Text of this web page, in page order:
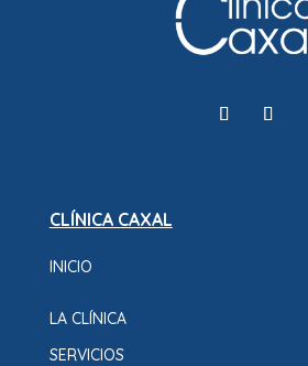
CLÍNICA CAXAL
INICIO
LA CLÍNICA
SERVICIOS